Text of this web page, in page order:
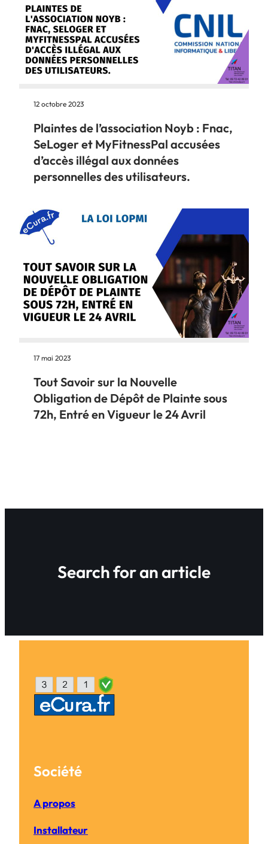
12 octobre 2023
Plaintes de l’association Noyb : Fnac,
SeLoger et MyFitnessPal accusées
d’accès illégal aux données
personnelles des utilisateurs.
17 mai 2023
Tout Savoir sur la Nouvelle
Obligation de Dépôt de Plainte sous
72h, Entré en Vigueur le 24 Avril
Search for an article
Société
A propos
Installateur